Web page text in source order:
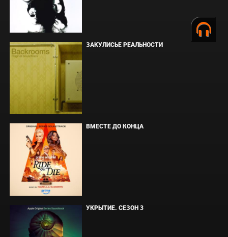
ЗАКУЛИСЬЕ РЕАЛЬНОСТИ
ВМЕСТЕ ДО КОНЦА
УКРЫТИЕ. СЕЗОН 3